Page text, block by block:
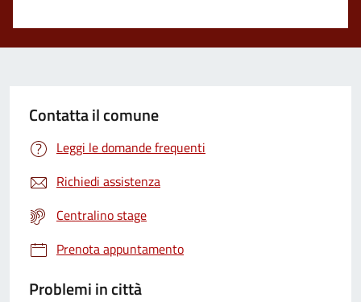
Contatta il comune
Leggi le domande frequenti
Richiedi assistenza
Centralino stage
Prenota appuntamento
Problemi in città